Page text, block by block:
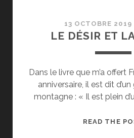
13 OCTOBRE 2019
LE DÉSIR ET
Dans le livre que m’a offert
anniversaire, il est dit
montagne : « Il est plein
READ THE